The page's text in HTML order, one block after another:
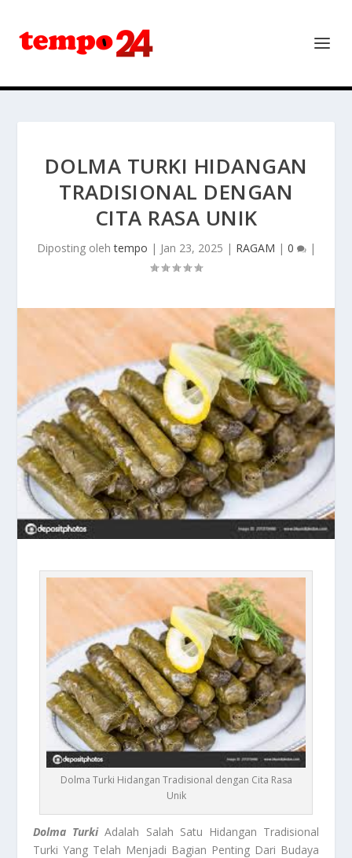
DOLMA TURKI HIDANGAN
TRADISIONAL DENGAN
CITA RASA UNIK
Diposting olehtempo | Jan 23, 2025 | RAGAM | 0 |
Dolma Turki Hidangan Tradisional dengan Cita Rasa
Unik
Dolma TurkiAdalah Salah Satu Hidangan Tradisional
Turki Yang Telah Menjadi Bagian Penting Dari Budaya